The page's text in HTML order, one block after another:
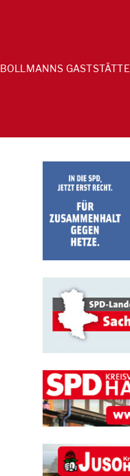
BOLLMANNS GASTSTÄTTE